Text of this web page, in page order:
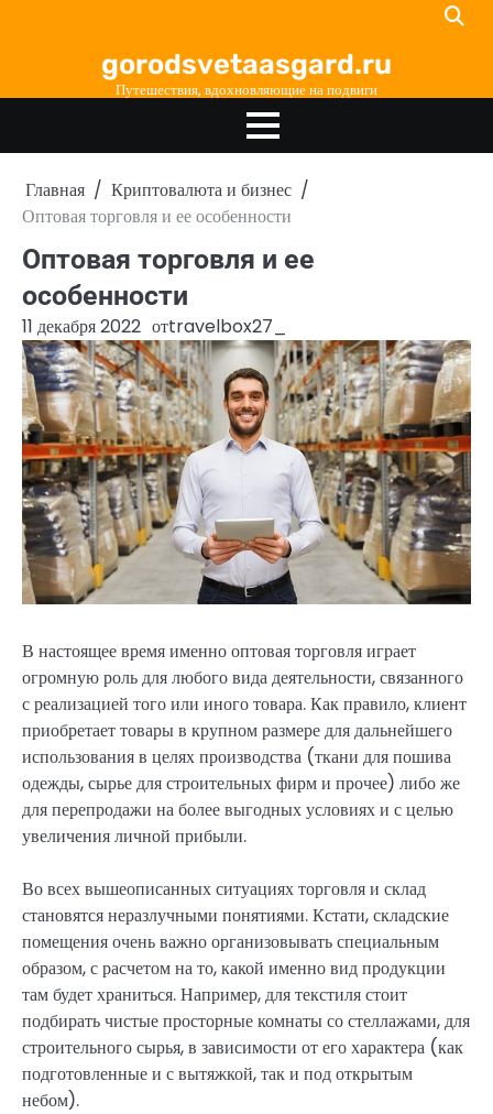
gorodsvetaasgard.ru
Путешествия, вдохновляющие на подвиги
Главная
Криптовалюта и бизнес
Оптовая торговля и ее особенности
Оптовая торговля и ее
особенности
11 декабря 2022 отtravelbox27_
В настоящее время именно оптовая торговля играет
огромную роль для любого вида деятельности, связанного
с реализацией того или иного товара. Как правило, клиент
приобретает товары в крупном размере для дальнейшего
использования в целях производства (ткани для пошива
одежды, сырье для строительных фирм и прочее) либо же
для перепродажи на более выгодных условиях и с целью
увеличения личной прибыли.
Во всех вышеописанных ситуациях торговля и склад
становятся неразлучными понятиями. Кстати, складские
помещения очень важно организовывать специальным
образом, с расчетом на то, какой именно вид продукции
там будет храниться. Например, для текстиля стоит
подбирать чистые просторные комнаты со стеллажами, для
строительного сырья, в зависимости от его характера (как
подготовленные и с вытяжкой, так и под открытым
небом).